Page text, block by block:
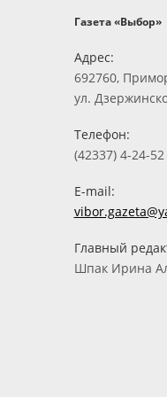
Газета «Выбор»
Адрес:
692760,
ул.
Телефон:
(42337) 4-24-52
E-mail:
Главный
Шпак Ирина